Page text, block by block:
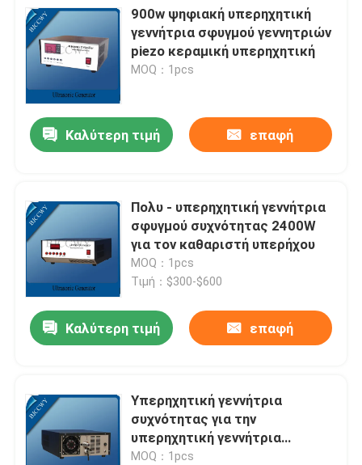
900w ψηφιακή υπερηχητική
γεννήτρια σφυγμού γεννητριών
piezo κεραμική υπερηχητική
MOQ：1pcs
Καλύτερη τιμή επαφή
Πολυ - υπερηχητική γεννήτρια
σφυγμού συχνότητας 2400W
για τον καθαριστή υπερήχου
MOQ：1pcs
Τιμή：$300-$600
Καλύτερη τιμή επαφή
Υπερηχητική γεννήτρια
συχνότητας για την
υπερηχητική γεννήτρια
σφυγμού μηχανών συγκόλλησης
MOQ：1pcs